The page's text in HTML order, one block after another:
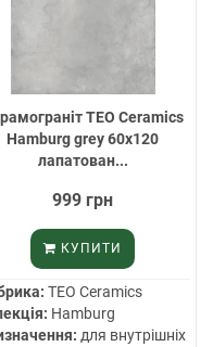
TEO Ceramics
Hamburg grey 60х120
лапатован...
999 грн
КУПИТИ
TEO Ceramics
Hamburg
для внутрішніх